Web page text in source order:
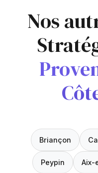
Nos
Briançon
Peypin Aix-